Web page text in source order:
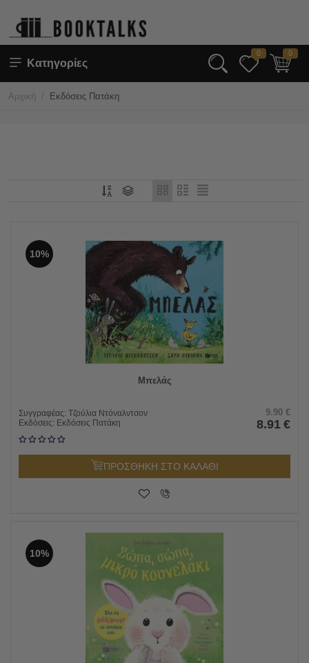
Κατηγορίες
0 0
Αρχική / Εκδόσεις Πατάκη
10%
Μπελάς
Συγγραφέας: Τζούλια Ντόναλντσον
Εκδόσεις: Εκδόσεις Πατάκη
9.90 €
8.91 €
ΠΡΟΣΘΗΚΗ ΣΤΟ ΚΑΛΑΘΙ
10%